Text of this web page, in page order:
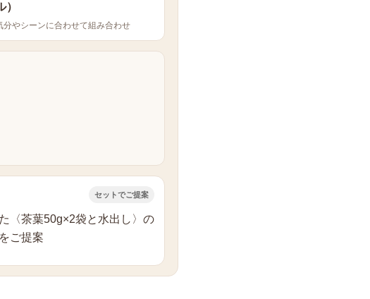
）
分やシーンに合わせて組み合わせ
セットでご提案
〈茶葉50g×2袋と水出し〉の
ご提案